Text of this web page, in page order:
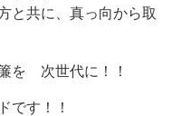
に、真っ向から取
次世代に！！
す！！